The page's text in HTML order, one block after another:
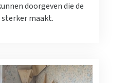
doorgeven die de
maakt.